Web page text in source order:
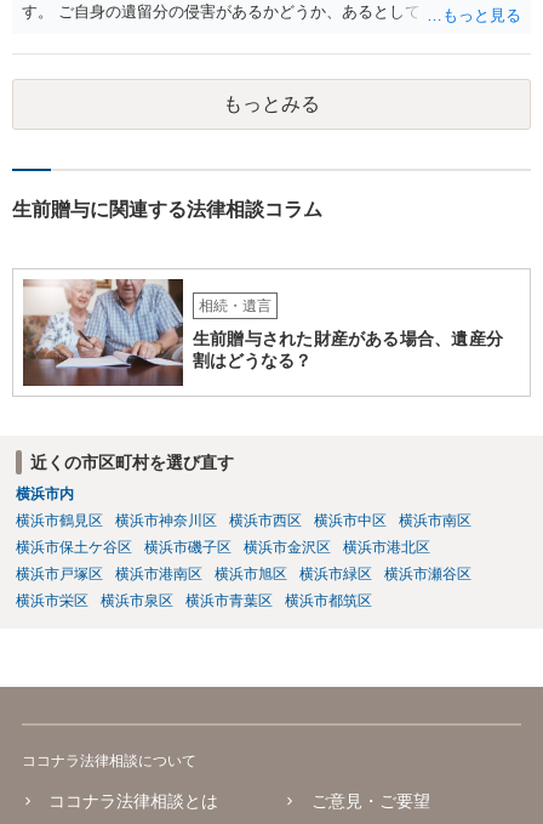
す。 ご自身の遺留分の侵害があるかどうか、あるとしてどの程度の金
相談されるのが良いと思います。
もっとみる
生前贈与に関連する法律相談コラム
相続・遺言
生前贈与された財産がある場合、遺産分
割はどうなる？
近くの市区町村を選び直す
横浜市内
横浜市鶴見区
横浜市神奈川区 横浜市西区 横浜市中区
横浜市南区
横浜市保土ケ谷区
横浜市磯子区 横浜市金沢区
横浜市港北区
横浜市戸塚区
横浜市港南区 横浜市旭区 横浜市緑区
横浜市瀬谷区
横浜市栄区
横浜市泉区 横浜市青葉区 横浜市都筑区
ココナラ法律相談について
ココナラ法律相談とは
ご意見・ご要望